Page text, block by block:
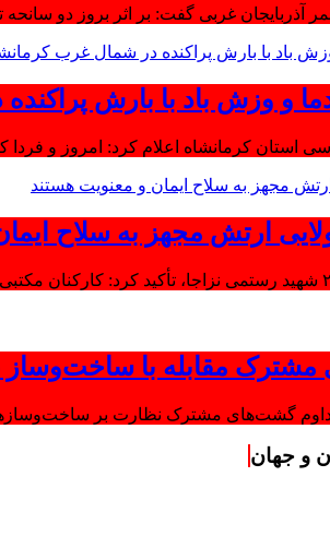
غربی گفت: بر اثر بروز دو سانحه تصادف در
وزش باد با بارش
استان کرمانشاه اعلام کرد: امروز و
ارتش مجهز به سلاح
مقابله با
گشت‌های مشترک نظارت بر ساخت‌وسازهای
و جهان